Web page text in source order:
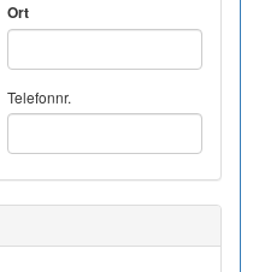
Ort
Telefonnr.